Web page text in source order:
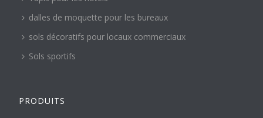
dalles de moquette pour les bureaux
sols décoratifs pour locaux commerciaux
Sols sportifs
PRODUITS